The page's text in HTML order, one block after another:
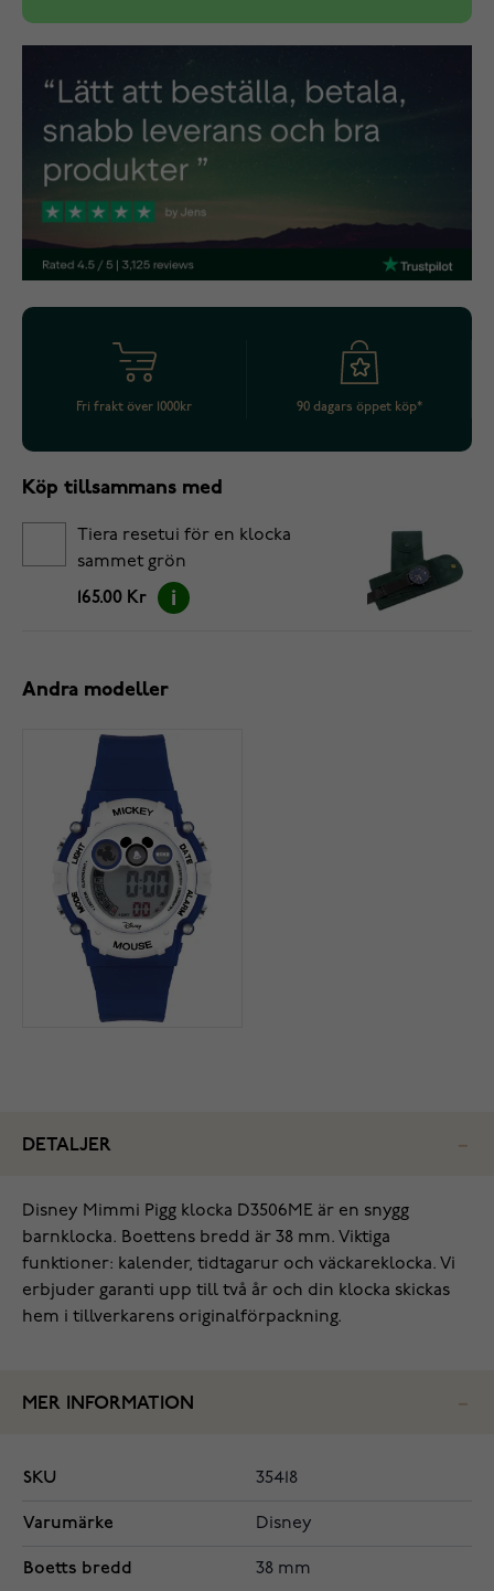
Fri frakt över 1000kr 90 dagars öppet köp*
Köp tillsammans med
Tiera resetui för en klocka
sammet grön
165.00 Kr
Andra modeller
DETALJER
Disney Mimmi Pigg klocka D3506ME är en snygg
barnklocka. Boettens bredd är 38 mm. Viktiga
funktioner: kalender, tidtagarur och väckareklocka. Vi
erbjuder garanti upp till två år och din klocka skickas
hem i tillverkarens originalförpackning.
MER INFORMATION
SKU 35418
Varumärke Disney
Boetts bredd 38 mm